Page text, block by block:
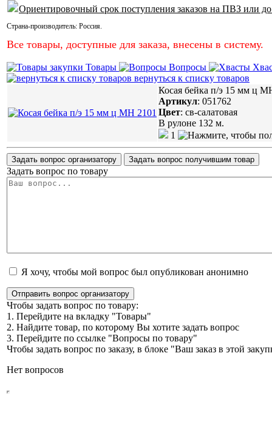
Ориентировочный срок поступления заказов на ПВЗ или
Страна-производитель: Россия.
Все товары, доступные для заказа, внесены в систему.
Товары Вопросы
вернуться к списку товаров
Косая бейка п/э 15 мм ц
Артикул: 051762
Цвет: св-салатовая
В рулоне 132 м.
1
Задать вопрос организатору Задать вопрос получившим товар
Задать вопрос по товару
Я хочу, чтобы мой вопрос был опубликован анонимно
Отправить вопрос организатору
Чтобы задать вопрос по товару:
1. Перейдите на вкладку "Товары"
2. Найдите товар, по которому Вы хотите задать вопрос
3. Перейдите по ссылке "Вопросы по товару"
Чтобы задать вопрос по заказу, в блоке "Ваш заказ в этой
Нет вопросов